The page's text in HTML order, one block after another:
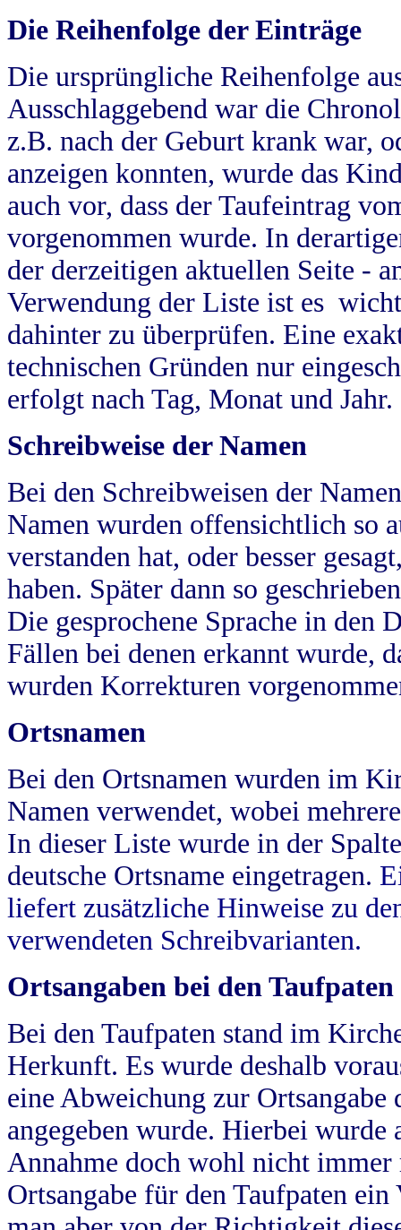
Die Reihenfolge der Einträge
Die ursprüngliche Reihenfolge
Ausschlaggebend war die
z.B. nach der Geburt krank war,
anzeigen konnten, wurde das
auch vor, dass der Taufeintrag
vorgenommen wurde. In
der derzeitigen aktuellen Seite -
Verwendung der Liste ist es
dahinter zu überprüfen. Eine
technischen Gründen nur
erfolgt nach Tag, Monat und Jahr.
Schreibweise der Namen
Bei den Schreibweisen der
Namen wurden offensichtlich so
verstanden hat, oder besser
haben. Später dann so
Die gesprochene Sprache in
Fällen bei denen erkannt wurde,
wurden Korrekturen
Ortsnamen
Bei den Ortsnamen wurden im
Namen verwendet, wobei
In dieser Liste wurde in der
deutsche Ortsname eingetragen.
liefert zusätzliche Hinweise zu
verwendeten Schreibvarianten.
Ortsangaben bei den Taufpaten
Bei den Taufpaten stand im
Herkunft. Es wurde deshalb
eine Abweichung zur
angegeben wurde. Hierbei wurde
Annahme doch wohl nicht
Ortsangabe für den Taufpaten